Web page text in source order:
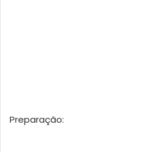
Preparação: